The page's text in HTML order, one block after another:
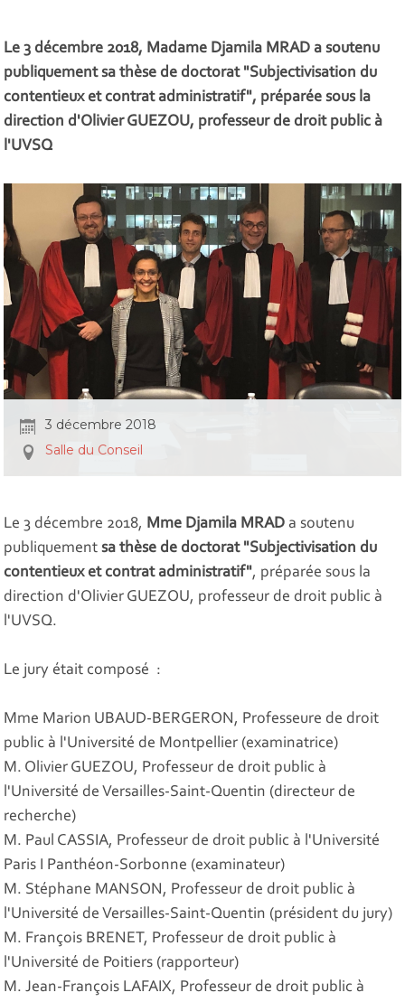
Le 3 décembre 2018, Madame Djamila MRAD a soutenu
publiquement sa thèse de doctorat "Subjectivisation du
contentieux et contrat administratif", préparée sous la
direction d'Olivier GUEZOU, professeur de droit public à
l'UVSQ
3 décembre 2018
Salle du Conseil
Le 3 décembre 2018, Mme Djamila MRAD a soutenu
publiquement sa thèse de doctorat "Subjectivisation du
contentieux et contrat administratif", préparée sous la
direction d'Olivier GUEZOU, professeur de droit public à
l'UVSQ.
Le jury était composé :
Mme Marion UBAUD-BERGERON, Professeure de droit
public à l'Université de Montpellier (examinatrice)
M. Olivier GUEZOU, Professeur de droit public à
l'Université de Versailles-Saint-Quentin (directeur de
recherche)
M. Paul CASSIA, Professeur de droit public à l'Université
Paris I Panthéon-Sorbonne (examinateur)
M. Stéphane MANSON, Professeur de droit public à
l'Université de Versailles-Saint-Quentin (président du jury)
M. François BRENET, Professeur de droit public à
l'Université de Poitiers (rapporteur)
M. Jean-François LAFAIX, Professeur de droit public à